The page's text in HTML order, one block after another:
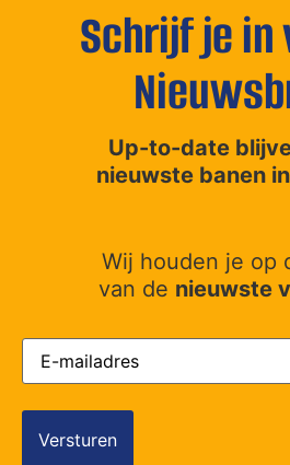
de eigenaar. Je legt
de serviceleider van jouw
bereid tot het draaien van
De kwaliteit van jouw werk
LinkedIn
Schrijf je in
Up-to-date
nieuwste banen
Wij houden je op
van de nieuwste
E-
mailadres(Vereist)